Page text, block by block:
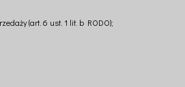
(art. 6 ust. 1 lit. b RODO);